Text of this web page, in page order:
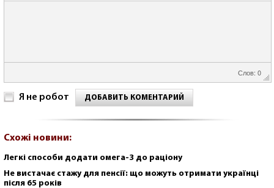
Слов: 0
Я не робот ДОБАВИТЬ КОМЕНТАРИЙ
Схожі новини:
Легкі способи додати омега-3 до раціону
Не вистачає стажу для пенсії: що можуть отримати українці
після 65 років